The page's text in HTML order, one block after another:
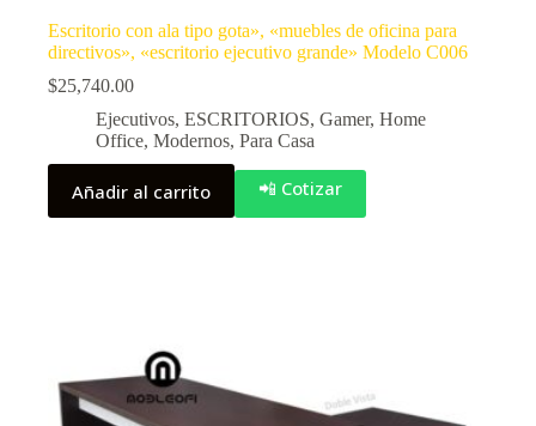
Escritorio con ala tipo gota», «muebles de oficina para
directivos», «escritorio ejecutivo grande» Modelo C006
$25,740.00
Ejecutivos, ESCRITORIOS, Gamer, Home
Office, Modernos, Para Casa
Añadir al carrito 📲 Cotizar